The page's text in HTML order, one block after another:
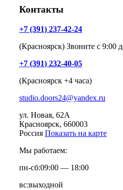
Контакты
+7 (391) 237-42-24
(Красноярск) Звоните с 9:00
+7 (391) 232-40-05
(Красноярск +4 часа)
studio.doors24@yandex.ru
ул. Новая, 62А
Красноярск, 660003
Россия Показать на карте
Мы работаем:
пн-сб:09:00 — 18:00
вс:выходной